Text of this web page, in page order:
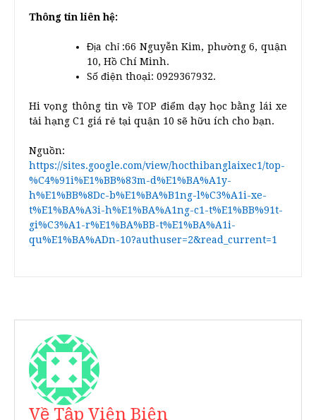
Thông tin liên hệ:
Địa chỉ :66 Nguyễn Kim, phường 6, quận
10, Hồ Chí Minh.
Số điện thoại: 0929367932.
Hi vọng thông tin về TOP điểm dạy học bằng lái xe
tải hạng C1 giá rẻ tại quận 10 sẽ hữu ích cho bạn.
Nguồn:
https://sites.google.com/view/hocthibanglaixec1/top-
%C4%91i%E1%BB%83m-d%E1%BA%A1y-
h%E1%BB%8Dc-b%E1%BA%B1ng-l%C3%A1i-xe-
t%E1%BA%A3i-h%E1%BA%A1ng-c1-t%E1%BB%91t-
gi%C3%A1-r%E1%BA%BB-t%E1%BA%A1i-
qu%E1%BA%ADn-10?authuser=2&read_current=1
Về Tập Viên Biên